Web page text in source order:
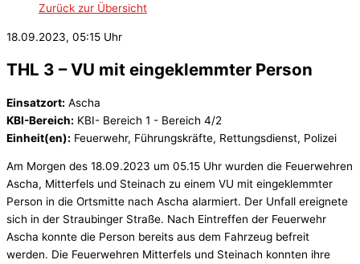
Zurück zur Übersicht
18.09.2023, 05:15 Uhr
THL 3 – VU mit eingeklemmter Person
Einsatzort: Ascha
KBI-Bereich: KBI- Bereich 1 - Bereich 4/2
Einheit(en): Feuerwehr, Führungskräfte, Rettungsdienst, Polizei
Am Morgen des 18.09.2023 um 05.15 Uhr wurden die Feuerwehren
Ascha, Mitterfels und Steinach zu einem VU mit eingeklemmter
Person in die Ortsmitte nach Ascha alarmiert. Der Unfall ereignete
sich in der Straubinger Straße. Nach Eintreffen der Feuerwehr
Ascha konnte die Person bereits aus dem Fahrzeug befreit
werden. Die Feuerwehren Mitterfels und Steinach konnten ihre